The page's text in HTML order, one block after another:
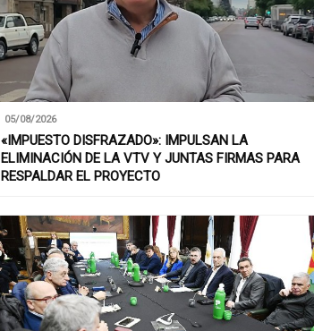
05/08/2026
«IMPUESTO DISFRAZADO»: IMPULSAN LA
ELIMINACIÓN DE LA VTV Y JUNTAS FIRMAS PARA
RESPALDAR EL PROYECTO